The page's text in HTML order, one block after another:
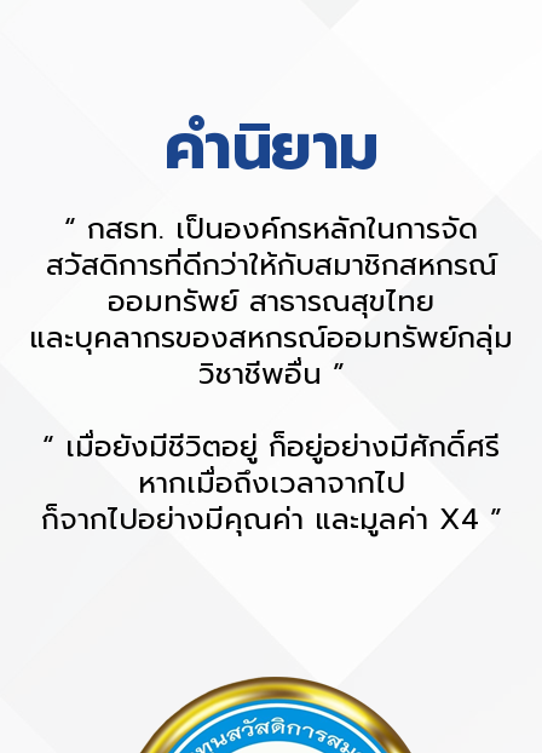
คํานิยาม
“ กสธท. เป็นองค์กรหลักในการจัด
สวัสดิการที่ดีกว่าให้กับสมาชิกสหกรณ์
ออมทรัพย์ สาธารณสุขไทย
และบุคลากรของสหกรณ์ออมทรัพย์กลุ่ม
วิชาชีพอื่น ”
“ เมื่อยังมีชีวิตอยู่ ก็อยู่อย่างมีศักดิ์ศรี
หากเมื่อถึงเวลาจากไป
ก็จากไปอย่างมีคุณค่า และมูลค่า X4 ”